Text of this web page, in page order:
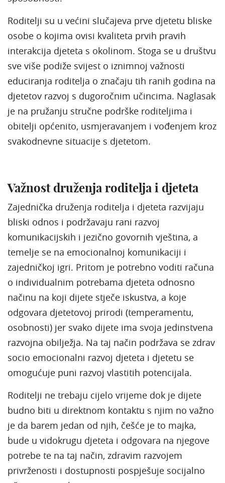
Roditelji su u većini slučajeva prve djetetu bliske
osobe o kojima ovisi kvaliteta prvih pravih
interakcija djeteta s okolinom. Stoga se u društvu
sve više podiže svijest o iznimnoj važnosti
educiranja roditelja o značaju tih ranih godina na
djetetov razvoj s dugoročnim učincima. Naglasak
je na pružanju stručne podrške roditeljima i
obitelji općenito, usmjeravanjem i vođenjem kroz
svakodnevne situacije s djetetom.
Važnost druženja roditelja i djeteta
Zajednička druženja roditelja i djeteta razvijaju
bliski odnos i podržavaju rani razvoj
komunikacijskih i jezično govornih vještina, a
temelje se na emocionalnoj komunikaciji i
zajedničkoj igri. Pritom je potrebno voditi računa
o individualnim potrebama djeteta odnosno
načinu na koji dijete stječe iskustva, a koje
odgovara djetetovoj prirodi (temperamentu,
osobnosti) jer svako dijete ima svoja jedinstvena
razvojna obilježja. Na taj način podržava se zdrav
socio emocionalni razvoj djeteta i djetetu se
omogućuje puni razvoj vlastitih potencijala.
Roditelji ne trebaju cijelo vrijeme dok je dijete
budno biti u direktnom kontaktu s njim no važno
je da barem jedan od njih, češće je to majka,
bude u vidokrugu djeteta i odgovara na njegove
potrebe te na taj način, zdravim razvojem
privrženosti i dostupnosti pospješuje socijalno